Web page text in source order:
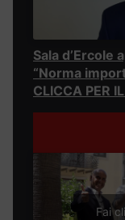
Sala d’Ercole
“Norma
CLICCA PER
Fai